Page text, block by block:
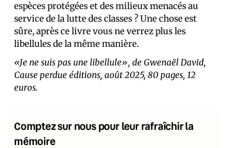
espèces protégées et des milieux menacés au
service de la lutte des classes ? Une chose est
sûre, après ce livre vous ne verrez plus les
libellules de la même manière.
«Je ne suis pas une libellule», de Gwenaël David,
Cause perdue éditions, août 2025, 80 pages, 12
euros.
Comptez sur nous pour leur rafraîchir la
mémoire